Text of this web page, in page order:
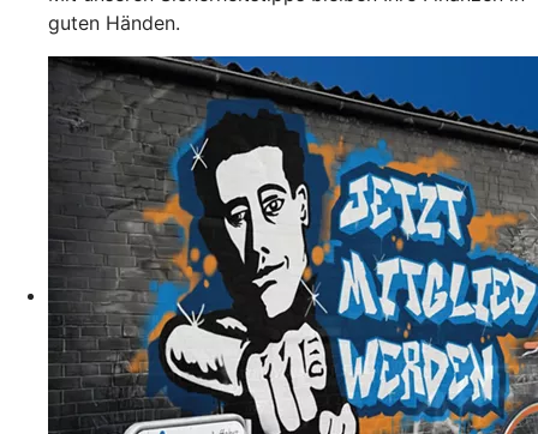
guten Händen.